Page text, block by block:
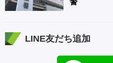
警
LINE友だち追加